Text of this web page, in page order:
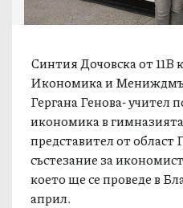
Синтия Дочовска от 11В
Икономика и
Гергана Генова- учител
икономика в
представител от
състезание за
което ще се проведе в
април.